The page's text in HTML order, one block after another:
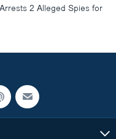
2 Alleged Spies for